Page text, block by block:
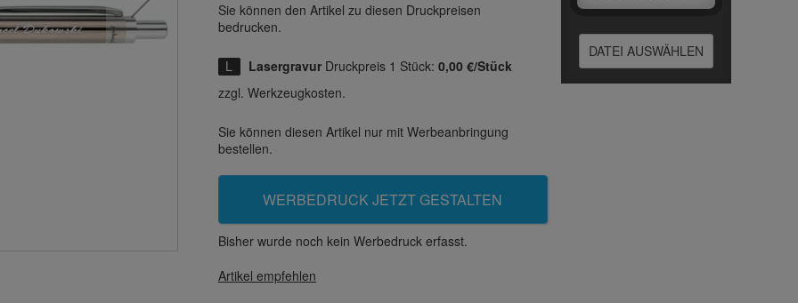
Sie können den Artikel zu diesen Druck­preisen
bedrucken.
Lasergravur Druckpreis 1 Stück: 0,00 €/Stück
zzgl. Werkzeugkosten.
Sie können diesen Artikel nur mit Werbeanbringung
bestellen.
WERBEDRUCK JETZT GESTALTEN
Bisher wurde noch kein Werbedruck erfasst.
Artikel empfehlen
DATEI AUSWÄHLEN